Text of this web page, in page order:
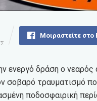
Μοιραστείτε στο
ενεργό δράση ο
σοβαρό τραυματισμό
ποδοσφαιρική